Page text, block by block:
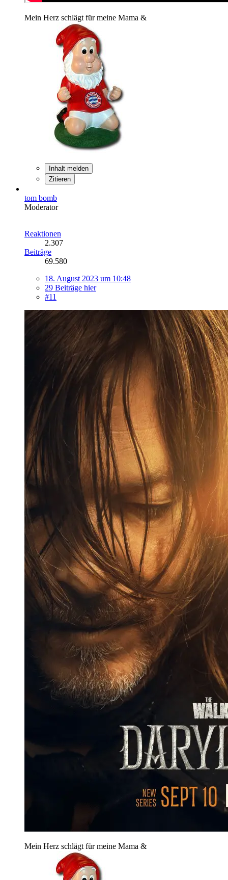
Mein Herz schlägt für meine Mama &
Inhalt melden
Zitieren
tom bomb
Moderator
Reaktionen
2.307
Beiträge
69.580
18. August 2023 um 10:48
29 Beiträge hier
#11
Mein Herz schlägt für meine Mama &